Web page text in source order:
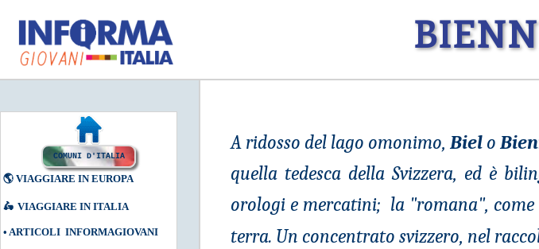
COMUNI D'ITALIA
🌎 VIAGGIARE IN EUROPA
🛵 VIAGGIARE IN ITALIA
• ARTICOLI INFORMAGIOVANI
A ridosso del lago omonimo,Biel o
quella tedesca della Svizzera, ed è
orologi e mercatini; la "romana",
terra. Un concentrato svizzero, nel